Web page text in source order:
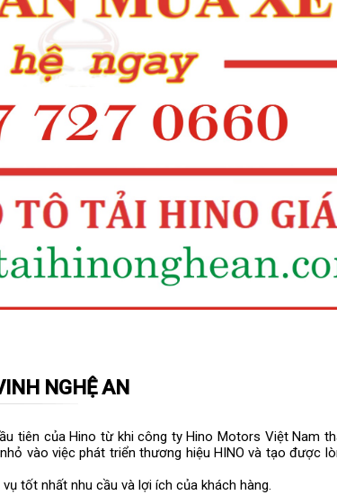
NGHỆ AN
tiên của Hino từ khi công ty Hino Motors Việt Nam
vào việc phát triển thương hiệu HINO và tạo được
tốt nhất nhu cầu và lợi ích của khách hàng.